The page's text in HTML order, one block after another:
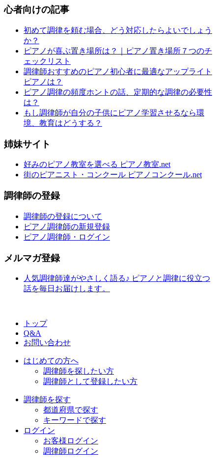
心者向けの記事
初めて調律を頼む場合、どう対応したらよいでしょう
か？
ピアノが喜ぶ置き場所は？｜ピアノ置き場所７つのチ
ェックリスト
調律師おすすめのピアノ初心者に最適なアップライト
ピアノは？
ピアノ調律の頻度ホントの話、定期的な調律の必要性
は？
もし調律師が自分の子供にピアノ学習させるなら環
境、教育はどうする？
姉妹サイト
好みのピアノ教室を選べる ピアノ教室.net
街のピアニスト・コンクール ピアノコンクール.net
調律師の登録
調律師の登録について
ピアノ調律師の新規登録
ピアノ調律師・ログイン
メルマガ登録
人気調律師達がやさしく語る♪ ピアノと調律に役立つ
話を毎日お届けします。
トップ
Q&A
お問い合わせ
はじめての方へ
調律師を探したい方
調律師として登録したい方
調律師を探す
都道府県で探す
キーワードで探す
ログイン
お客様ログイン
調律師ログイン